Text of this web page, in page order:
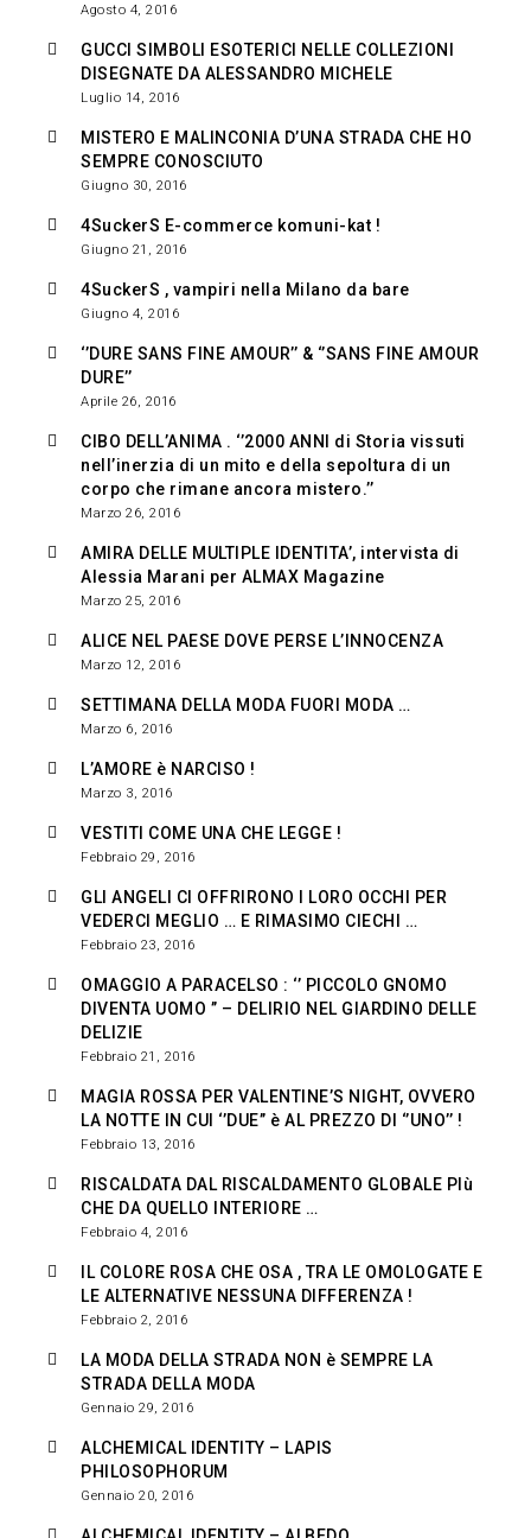
Agosto 4, 2016
GUCCI SIMBOLI ESOTERICI NELLE COLLEZIONI
DISEGNATE DA ALESSANDRO MICHELE
Luglio 14, 2016
MISTERO E MALINCONIA D’UNA STRADA CHE HO
SEMPRE CONOSCIUTO
Giugno 30, 2016
4SuckerS E-commerce komuni-kat !
Giugno 21, 2016
4SuckerS , vampiri nella Milano da bare
Giugno 4, 2016
‘’DURE SANS FINE AMOUR’’ & ‘’SANS FINE AMOUR
DURE’’
Aprile 26, 2016
CIBO DELL’ANIMA . ‘’2000 ANNI di Storia vissuti
nell’inerzia di un mito e della sepoltura di un
corpo che rimane ancora mistero.’’
Marzo 26, 2016
AMIRA DELLE MULTIPLE IDENTITA’, intervista di
Alessia Marani per ALMAX Magazine
Marzo 25, 2016
ALICE NEL PAESE DOVE PERSE L’INNOCENZA
Marzo 12, 2016
SETTIMANA DELLA MODA FUORI MODA …
Marzo 6, 2016
L’AMORE è NARCISO !
Marzo 3, 2016
VESTITI COME UNA CHE LEGGE !
Febbraio 29, 2016
GLI ANGELI CI OFFRIRONO I LORO OCCHI PER
VEDERCI MEGLIO … E RIMASIMO CIECHI …
Febbraio 23, 2016
OMAGGIO A PARACELSO : ‘’ PICCOLO GNOMO
DIVENTA UOMO ’’ – DELIRIO NEL GIARDINO DELLE
DELIZIE
Febbraio 21, 2016
MAGIA ROSSA PER VALENTINE’S NIGHT, OVVERO
LA NOTTE IN CUI ‘’DUE’’ è AL PREZZO DI ‘’UNO’’ !
Febbraio 13, 2016
RISCALDATA DAL RISCALDAMENTO GLOBALE PIù
CHE DA QUELLO INTERIORE …
Febbraio 4, 2016
IL COLORE ROSA CHE OSA , TRA LE OMOLOGATE E
LE ALTERNATIVE NESSUNA DIFFERENZA !
Febbraio 2, 2016
LA MODA DELLA STRADA NON è SEMPRE LA
STRADA DELLA MODA
Gennaio 29, 2016
ALCHEMICAL IDENTITY – LAPIS
PHILOSOPHORUM
Gennaio 20, 2016